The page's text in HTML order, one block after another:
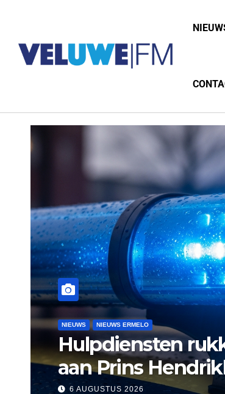
NIEUWS NIEUWS ERMELO NIEUWS HARDERWIJK
Museum Het
Harderwijkse
6 AUGUSTUS 2026